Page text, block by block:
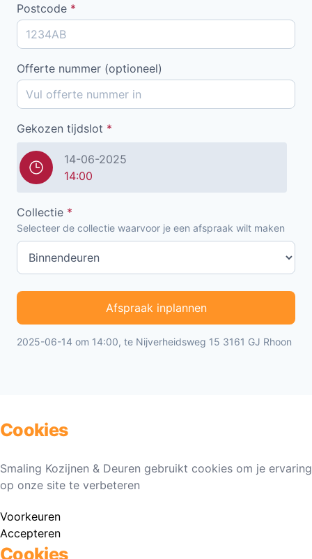
Postcode *
Offerte nummer (optioneel)
Gekozen tijdslot *
14-06-2025
14:00
Collectie *
Selecteer de collectie waarvoor je een afspraak wilt maken
Afspraak inplannen
2025-06-14 om 14:00, te Nijverheidsweg 15 3161 GJ Rhoon
Cookies
Smaling Kozijnen & Deuren gebruikt cookies om je ervaring
op onze site te verbeteren
Voorkeuren
Accepteren
Cookies